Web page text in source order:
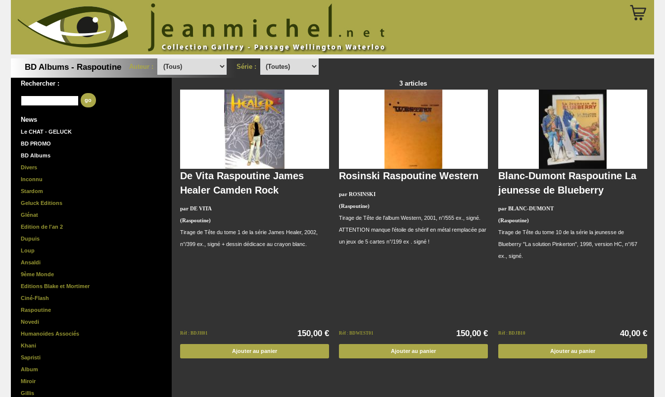
BD Albums - Raspoutine Auteur : Série :
Rechercher :
go
News
Le CHAT - GELUCK
BD PROMO
BD Albums
Divers
Inconnu
Stardom
Geluck Editions
Glénat
Edition de l'an 2
Dupuis
Loup
Ansaldi
9ème Monde
Editions Blake et Mortimer
Ciné-Flash
Raspoutine
Novedi
Humanoïdes Associés
Khani
Sapristi
Album
Miroir
Gillis
3 articles
De Vita Raspoutine James
Healer Camden Rock
par DE VITA
(Raspoutine)
Tirage de Tête du tome 1 de la série James Healer, 2002,
n°/399 ex., signé + dessin dédicace au crayon blanc.
Réf : BDJH01 150,00 €
Ajouter au panier
Rosinski Raspoutine Western
par ROSINSKI
(Raspoutine)
Tirage de Tête de l'album Western, 2001, n°/555 ex., signé.
ATTENTION manque l'étoile de shérif en métal remplacée par
un jeux de 5 cartes n°/199 ex . signé !
Réf : BDWEST01 150,00 €
Ajouter au panier
Blanc-Dumont Raspoutine La
jeunesse de Blueberry
par BLANC-DUMONT
(Raspoutine)
Tirage de Tête du tome 10 de la série la jeunesse de
Blueberry "La solution Pinkerton", 1998, version HC, n°/67
ex., signé.
Réf : BDJB10 40,00 €
Ajouter au panier